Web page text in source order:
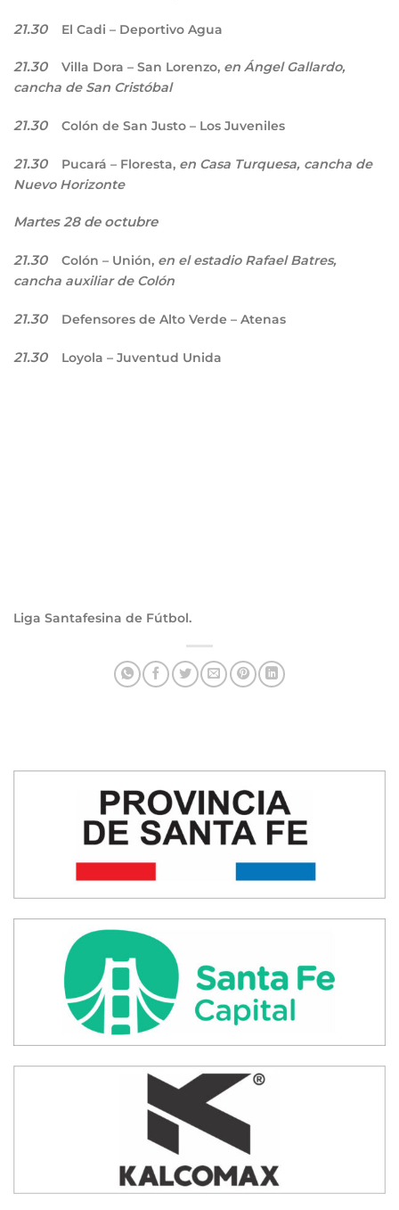
21.30 El Cadi – Deportivo Agua
21.30 Villa Dora – San Lorenzo, en Ángel Gallardo,
cancha de San Cristóbal
21.30 Colón de San Justo – Los Juveniles
21.30 Pucará – Floresta, en Casa Turquesa, cancha de
Nuevo Horizonte
Martes 28 de octubre
21.30 Colón – Unión, en el estadio Rafael Batres,
cancha auxiliar de Colón
21.30 Defensores de Alto Verde – Atenas
21.30 Loyola – Juventud Unida
Liga Santafesina de Fútbol.